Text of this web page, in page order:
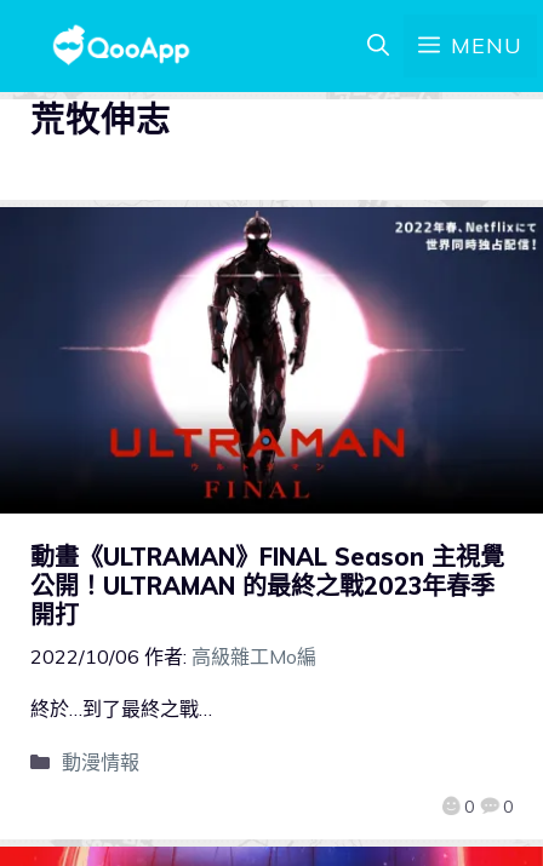
MENU
荒牧伸志
動畫《ULTRAMAN》FINAL Season 主視覺
公開！ULTRAMAN 的最終之戰2023年春季
開打
2022/10/06 作者: 高級雜工Mo編
0 0
終於…到了最終之戰…
動漫情報